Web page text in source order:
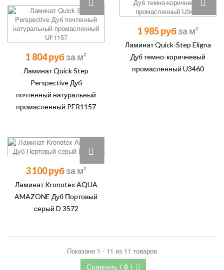
1 804 руб
Ламинат Quick Step
Perspective Дуб
почтенный натуральный
промасленный PER1157
1 985 руб
Ламинат Quick-Step Eligna
Дуб темно-коричневый
промасленный U3460
3 100 руб
Ламинат Kronotex AQUA
AMAZONE Дуб Портовый
серый D 3572
Сравнить ( 0 )
Показано 1 - 11 из 11 товаров